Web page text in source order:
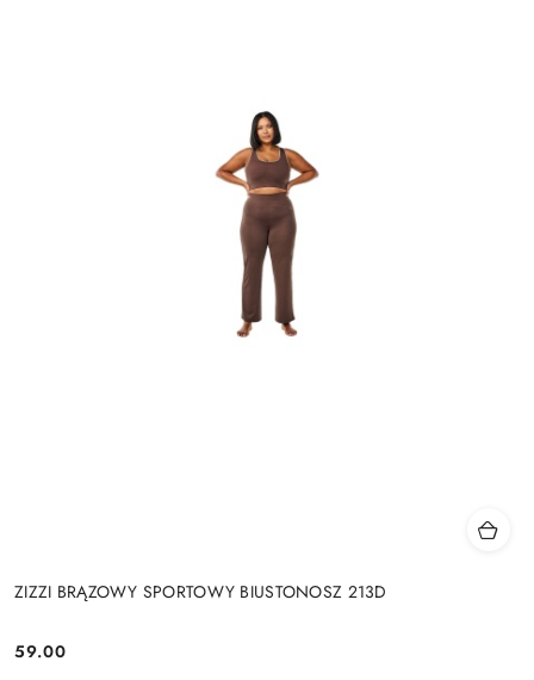
ZIZZI BRĄZOWY SPORTOWY BIUSTONOSZ 213D
Cena:
59.00